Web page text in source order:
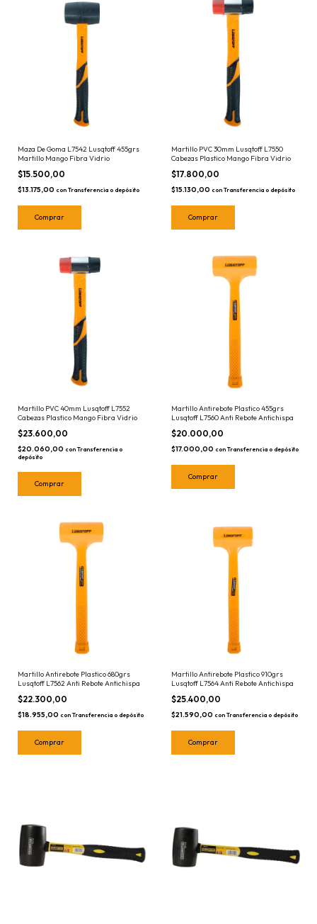
Maza De Goma L7542 Lusqtoff 455grs
Martillo Mango Fibra Vidrio
$15.500,00
$13.175,00 con Transferencia o depósito
Martillo PVC 30mm Lusqtoff L7550
Cabezas Plastico Mango Fibra Vidrio
$17.800,00
$15.130,00 con Transferencia o depósito
Martillo PVC 40mm Lusqtoff L7552
Cabezas Plastico Mango Fibra Vidrio
$23.600,00
$20.060,00 con Transferencia o
depósito
Martillo Antirebote Plastico 455grs
Lusqtoff L7560 Anti Rebote Antichispa
$20.000,00
$17.000,00 con Transferencia o depósito
Martillo Antirebote Plastico 680grs
Lusqtoff L7562 Anti Rebote Antichispa
$22.300,00
$18.955,00 con Transferencia o depósito
Martillo Antirebote Plastico 910grs
Lusqtoff L7564 Anti Rebote Antichispa
$25.400,00
$21.590,00 con Transferencia o depósito